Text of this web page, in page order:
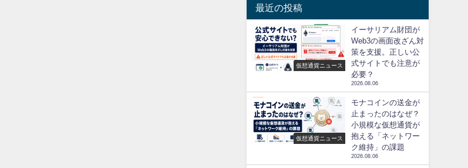
最近の投稿
仮想通貨ニュース
イーサリアム財団が
Web3の画面改ざん対
策を支援。正しい公
式サイトでも注意が
必要？
2026.08.06
仮想通貨ニュース
モナコインの送金が
止まったのはなぜ？
小規模な仮想通貨が
抱える「ネットワー
ク維持」の課題
2026.08.06